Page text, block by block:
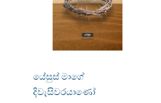
යේසුස් මාගේ
දිවැසිවරයාණෝ